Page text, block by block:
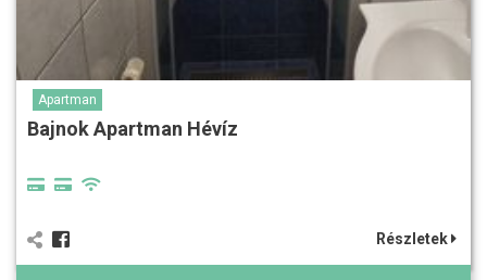
Apartman
Bajnok Apartman Hévíz
Részletek